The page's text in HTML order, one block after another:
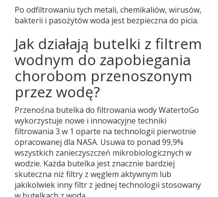
Po odfiltrowaniu tych metali, chemikaliów, wirusów,
bakterii i pasożytów woda jest bezpieczna do picia.
Jak działają butelki z filtrem
wodnym do zapobiegania
chorobom przenoszonym
przez wodę?
Przenośna butelka do filtrowania wody WatertoGo
wykorzystuje nowe i innowacyjne techniki
filtrowania 3 w 1 oparte na technologii pierwotnie
opracowanej dla NASA. Usuwa to ponad 99,9%
wszystkich zanieczyszczeń mikrobiologicznych w
wodzie. Każda butelka jest znacznie bardziej
skuteczna niż filtry z węglem aktywnym lub
jakikolwiek inny filtr z jednej technologii stosowany